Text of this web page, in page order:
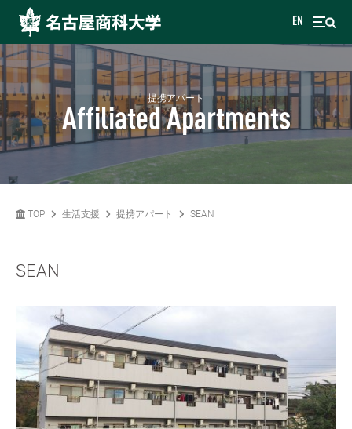
EN
提携アパート
Affiliated Apartments
TOP 生活支援 提携アパート SEAN
SEAN